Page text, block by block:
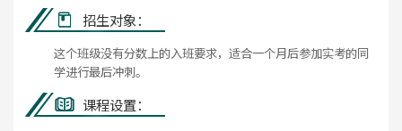
招生对象：
这个班级没有分数上的入班要求，适合一个月后参加实考的同
学进行最后冲刺。
课程设置：